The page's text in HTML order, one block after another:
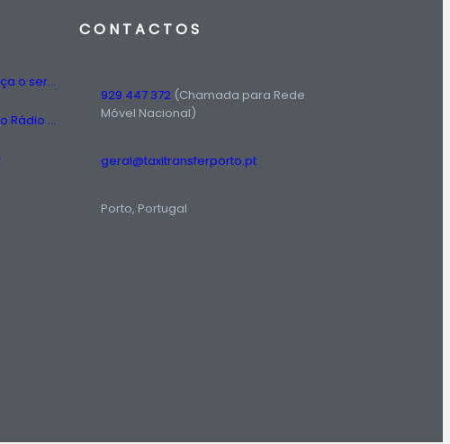
Táxis Amadora: Conheça o serviço de táxi prestado na região da Amadora.
Número de Táxi: Serviço Rádio Táxi em Lisboa, Entre em Contato Agora!
CONTACTOS
929 447 372 (Chamada para Rede
Móvel Nacional)
geral@taxitransferporto.pt
Porto, Portugal